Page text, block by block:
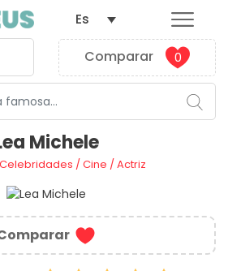
Comparar 0
Es
Michele
Celebridades /Cine /Actriz